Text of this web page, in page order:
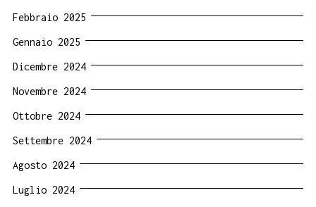
Febbraio 2025
Gennaio 2025
Dicembre 2024
Novembre 2024
Ottobre 2024
Settembre 2024
Agosto 2024
Luglio 2024